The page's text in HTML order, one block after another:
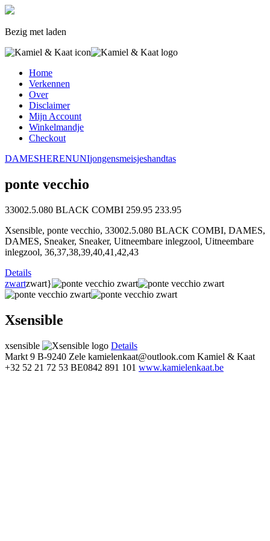
Bezig met laden
Home
Verkennen
Over
Disclaimer
Mijn Account
Winkelmandje
Checkout
DAMESHERENUNIjongensmeisjeshandtas
ponte vecchio
33002.5.080 BLACK COMBI 259.95 233.95
Xsensible, ponte vecchio, 33002.5.080 BLACK COMBI, DAMES,
DAMES, Sneaker, Sneaker, Uitneembare inlegzool, Uitneembare
inlegzool, 36,37,38,39,40,41,42,43
Details
zwartzwart}
Xsensible
xsensible
Details
Markt 9 B-9240 Zele kamielenkaat@outlook.com Kamiel & Kaat
+32 52 21 72 53 BE0842 891 101 www.kamielenkaat.be